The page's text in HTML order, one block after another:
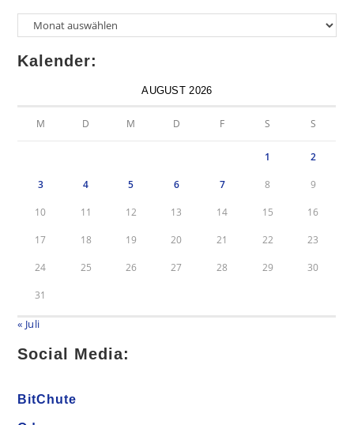
Kalender:
AUGUST 2026
M D M D F S S
1 2
3 4 5 6 7 8 9
10 11 12 13 14 15 16
17 18 19 20 21 22 23
24 25 26 27 28 29 30
31
« Juli
Social Media:
BitChute